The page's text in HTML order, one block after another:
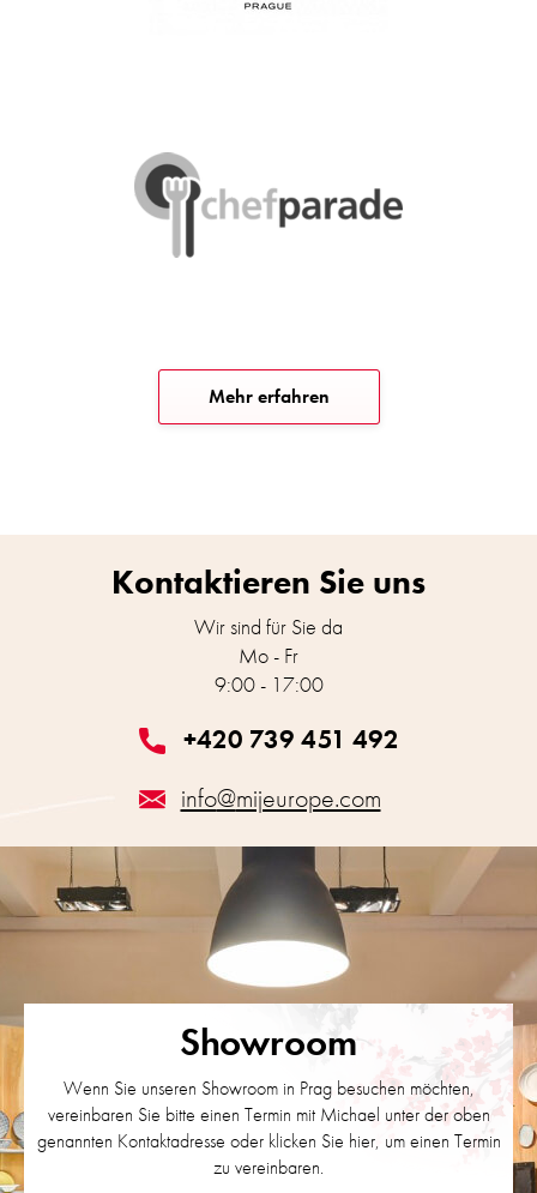
Mehr erfahren
Kontaktieren Sie uns
Wir sind für Sie da
Mo - Fr
9:00 - 17:00
+420 739 451 492
info@mijeurope.com
Showroom
Wenn Sie unseren Showroom in Prag besuchen möchten,
vereinbaren Sie bitte einen Termin mit Michael unter der oben
genannten Kontaktadresse oder klicken Sie hier, um einen Termin
zu vereinbaren.